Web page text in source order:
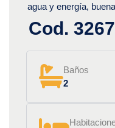
agua y energía,
Cod.
Baños
2